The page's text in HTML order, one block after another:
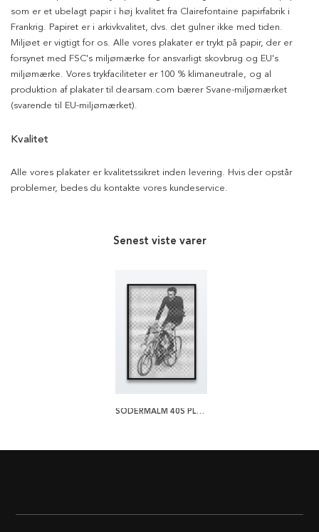
som er et ubelagt papir i høj kvalitet fra Clairefontaine papirfabrik i
Frankrig. Papiret er i arkivkvalitet, dvs. det gulner ikke med tiden.
Miljøet er vigtigt for os. Alle vores plakater er trykt på papir, der er
forsynet med FSC's miljømærke for ansvarligt skovbrug og EU's
miljømærke. Vores trykfaciliteter er 100 % klimaneutrale, og al
produktion af plakater til dearsam.com bærer Svane-miljømærket
(svarende til EU-miljømærket).
Kvalitet
Alle vores plakater er kvalitetssikret inden levering. Hvis der opstår
problemer, bedes du kontakte vores kundeservice.
Senest viste varer
SÖDERMALM 40S PLAKAT